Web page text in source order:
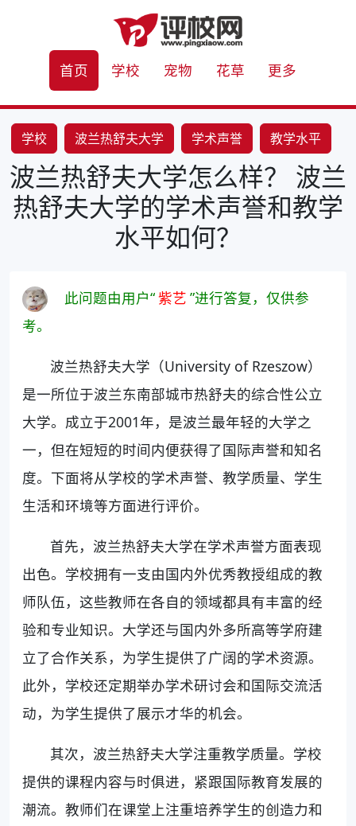
首页 学校 宠物 花草 更多
学校 波兰热舒夫大学 学术声誉 教学水平
波兰热舒夫大学怎么样？ 波兰
热舒夫大学的学术声誉和教学
水平如何？
此问题由用户“紫艺 ”进行答复，仅供参
考。
波兰热舒夫大学（University of Rzeszow）
是一所位于波兰东南部城市热舒夫的综合性公立
大学。成立于2001年，是波兰最年轻的大学之
一，但在短短的时间内便获得了国际声誉和知名
度。下面将从学校的学术声誉、教学质量、学生
生活和环境等方面进行评价。
首先，波兰热舒夫大学在学术声誉方面表现
出色。学校拥有一支由国内外优秀教授组成的教
师队伍，这些教师在各自的领域都具有丰富的经
验和专业知识。大学还与国内外多所高等学府建
立了合作关系，为学生提供了广阔的学术资源。
此外，学校还定期举办学术研讨会和国际交流活
动，为学生提供了展示才华的机会。
其次，波兰热舒夫大学注重教学质量。学校
提供的课程内容与时俱进，紧跟国际教育发展的
潮流。教师们在课堂上注重培养学生的创造力和